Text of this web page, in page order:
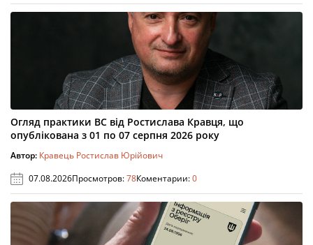
Огляд практики ВС від Ростислава Кравця, що
опублікована з 01 по 07 серпня 2026 року
Автор: Кравець Ростислав Юрійович
07.08.2026Просмотров:78Коментарии:0